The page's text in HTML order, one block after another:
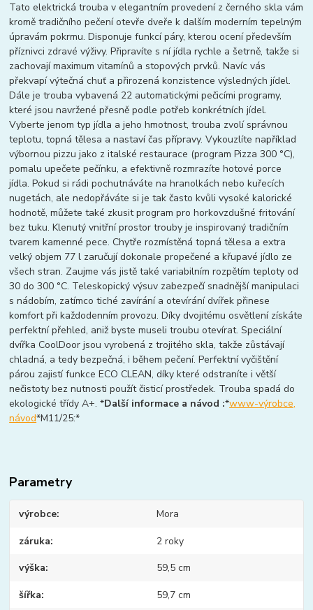
Tato elektrická trouba v elegantním provedení z černého skla vám
kromě tradičního pečení otevře dveře k dalším moderním tepelným
úpravám pokrmu. Disponuje funkcí páry, kterou ocení především
příznivci zdravé výživy. Připravíte s ní jídla rychle a šetrně, takže si
zachovají maximum vitamínů a stopových prvků. Navíc vás
překvapí výtečná chuť a přirozená konzistence výsledných jídel.
Dále je trouba vybavená 22 automatickými pečicími programy,
které jsou navržené přesně podle potřeb konkrétních jídel.
Vyberte jenom typ jídla a jeho hmotnost, trouba zvolí správnou
teplotu, topná tělesa a nastaví čas přípravy. Vykouzlíte například
výbornou pizzu jako z italské restaurace (program Pizza 300 °C),
pomalu upečete pečínku, a efektivně rozmrazíte hotové porce
jídla. Pokud si rádi pochutnáváte na hranolkách nebo kuřecích
nugetách, ale nedopřáváte si je tak často kvůli vysoké kalorické
hodnotě, můžete také zkusit program pro horkovzdušné fritování
bez tuku. Klenutý vnitřní prostor trouby je inspirovaný tradičním
tvarem kamenné pece. Chytře rozmístěná topná tělesa a extra
velký objem 77 l zaručují dokonale propečené a křupavé jídlo ze
všech stran. Zaujme vás jistě také variabilním rozpětím teploty od
30 do 300 °C. Teleskopický výsuv zabezpečí snadnější manipulaci
s nádobím, zatímco tiché zavírání a otevírání dvířek přinese
komfort při každodenním provozu. Díky dvojitému osvětlení získáte
perfektní přehled, aniž byste museli troubu otevírat. Speciální
dvířka CoolDoor jsou vyrobená z trojitého skla, takže zůstávají
chladná, a tedy bezpečná, i během pečení. Perfektní vyčištění
párou zajistí funkce ECO CLEAN, díky které odstraníte i větší
nečistoty bez nutnosti použít čisticí prostředek. Trouba spadá do
ekologické třídy A+. *Další informace a návod :*www-výrobce,
návod*M11/25:*
Parametry
výrobce Mora
záruka 2 roky
výška 59,5 cm
šířka 59,7 cm